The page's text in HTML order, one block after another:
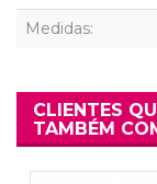
Medidas:
CLIENTES
TAMBÉM